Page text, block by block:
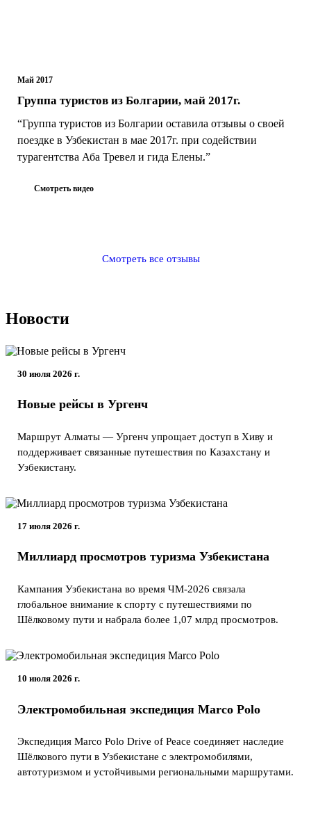
Май 2017
Группа туристов из Болгарии, май 2017г.
“Группа туристов из Болгарии оставила отзывы о своей
поездке в Узбекистан в мае 2017г. при содействии
турагентства Аба Тревел и гида Елены.”
Смотреть видео
Смотреть все отзывы
Новости
30 июля 2026 г.
Новые рейсы в Ургенч
Маршрут Алматы — Ургенч упрощает доступ в Хиву и
поддерживает связанные путешествия по Казахстану и
Узбекистану.
17 июля 2026 г.
Миллиард просмотров туризма Узбекистана
Кампания Узбекистана во время ЧМ-2026 связала
глобальное внимание к спорту с путешествиями по
Шёлковому пути и набрала более 1,07 млрд просмотров.
10 июля 2026 г.
Электромобильная экспедиция Marco Polo
Экспедиция Marco Polo Drive of Peace соединяет наследие
Шёлкового пути в Узбекистане с электромобилями,
автотуризмом и устойчивыми региональными маршрутами.